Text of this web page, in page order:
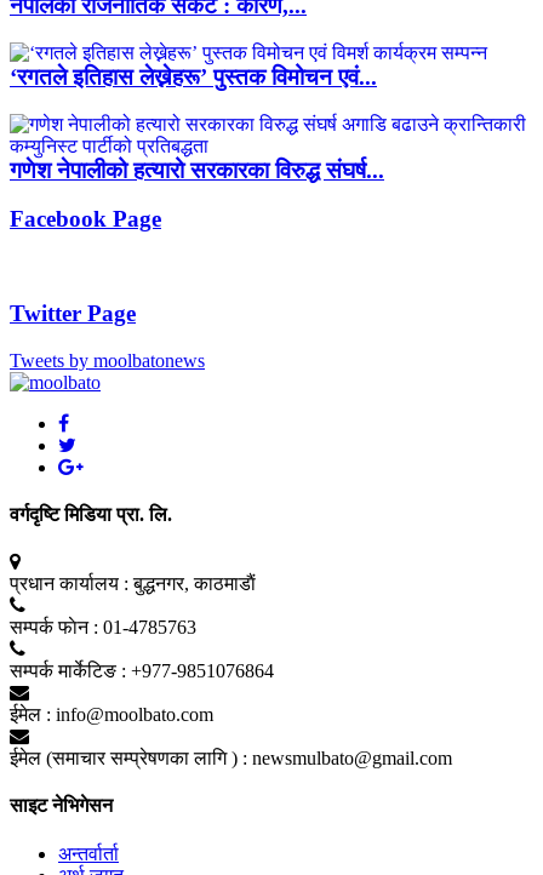
नेपालको राजनीतिक संकट : कारण,...
‘रगतले इतिहास लेख्नेहरू’ पुस्तक विमोचन एवं...
गणेश नेपालीको हत्यारो सरकारका विरुद्ध संघर्ष...
Facebook Page
Twitter Page
Tweets by moolbatonews
वर्गदृष्टि मिडिया प्रा. लि.
प्रधान कार्यालय : बुद्धनगर, काठमाडाैं
सम्पर्क फाेन : 01-4785763
सम्पर्क मार्केटिङ : +977-9851076864
ईमेल : info@moolbato.com
ईमेल (समाचार सम्प्रेषणका लागि ) : newsmulbato@gmail.com
साइट नेभिगेसन
अन्तर्वार्ता